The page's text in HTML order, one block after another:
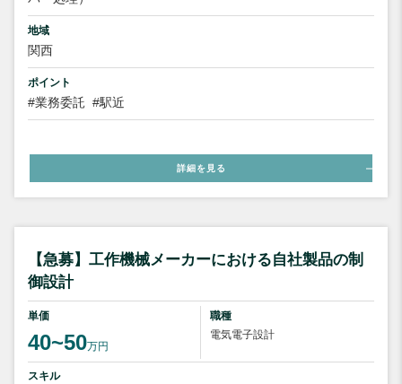
地域
関西
ポイント
#業務委託 #駅近
詳細を見る
【急募】工作機械メーカーにおける自社製品の制
御設計
単価
40~50万円
職種
電気電子設計
スキル